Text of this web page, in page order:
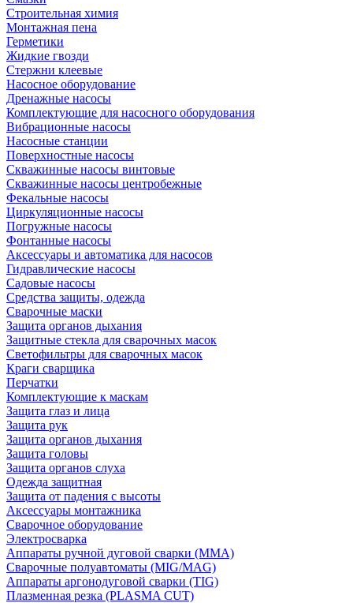
Строительная химия
Монтажная пена
Герметики
Жидкие гвозди
Стержни клеевые
Насосное оборудование
Дренажные насосы
Комплектующие для насосного оборудования
Вибрационные насосы
Насосные станции
Поверхностные насосы
Скважинные насосы винтовые
Скважинные насосы центробежные
Фекальные насосы
Циркуляционные насосы
Погружные насосы
Фонтанные насосы
Аксессуары и автоматика для насосов
Гидравлические насосы
Садовые насосы
Средства защиты, одежда
Сварочные маски
Защита органов дыхания
Защитные стекла для сварочных масок
Светофильтры для сварочных масок
Краги сварщика
Перчатки
Комплектующие к маскам
Защита глаз и лица
Защита рук
Защита органов дыхания
Защита головы
Защита органов слуха
Одежда защитная
Защита от падения с высоты
Аксессуары монтажника
Сварочное оборудование
Электросварка
Аппараты ручной дуговой сварки (MMA)
Сварочные полуавтоматы (MIG/MAG)
Аппараты аргонодуговой сварки (TIG)
Плазменная резка (PLASMA CUT)